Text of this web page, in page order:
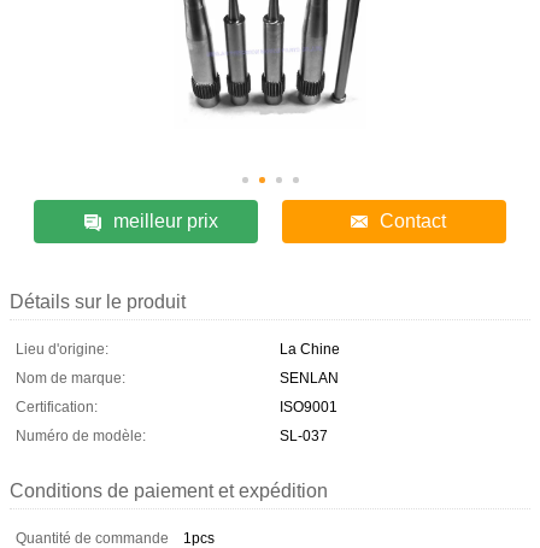
meilleur prix Contact
Détails sur le produit
Lieu d'origine:
La Chine
Nom de marque:
SENLAN
Certification:
ISO9001
Numéro de modèle:
SL-037
Conditions de paiement et expédition
Quantité de commande
1pcs